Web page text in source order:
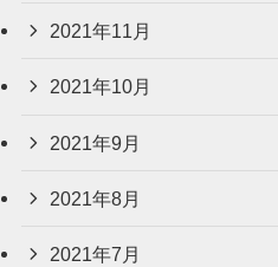
2021年11月
2021年10月
2021年9月
2021年8月
2021年7月